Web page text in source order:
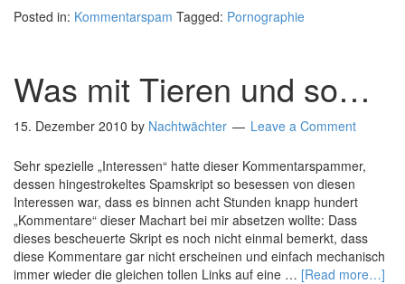
Posted in: Kommentarspam Tagged: Pornographie
Was mit Tieren und so…
15. Dezember 2010 by Nachtwächter Leave a Comment
Sehr spezielle „Interessen“ hatte dieser Kommentarspammer,
dessen hingestrokeltes Spamskript so besessen von diesen
Interessen war, dass es binnen acht Stunden knapp hundert
„Kommentare“ dieser Machart bei mir absetzen wollte: Dass
dieses bescheuerte Skript es noch nicht einmal bemerkt, dass
diese Kommentare gar nicht erscheinen und einfach mechanisch
immer wieder die gleichen tollen Links auf eine … [Read more…]